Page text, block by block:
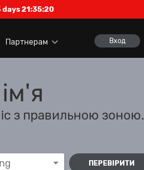
days 21:35:20
Партнерам Вход
з правильною зоною.
ПЕРЕВІРИТИ